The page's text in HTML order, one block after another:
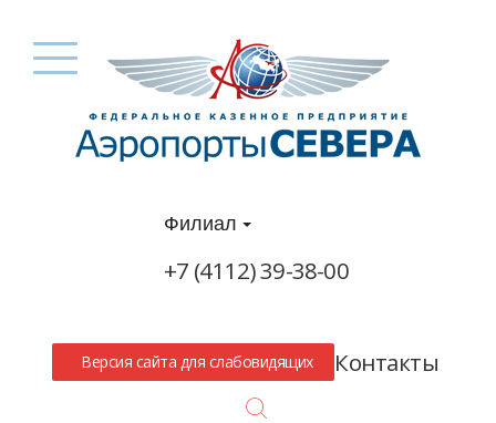
Филиал
+7 (4112) 39-38-00
Версия сайта для слабовидящих Контакты